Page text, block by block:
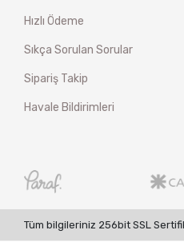
Hızlı Ödeme
Sıkça Sorulan Sorular
Sipariş Takip
Havale Bildirimleri
Tüm bilgileriniz 256bit SSL